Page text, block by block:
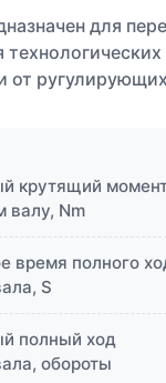
для
от
крутящий
валу, Nm
время полного
S
полный ход
обороты